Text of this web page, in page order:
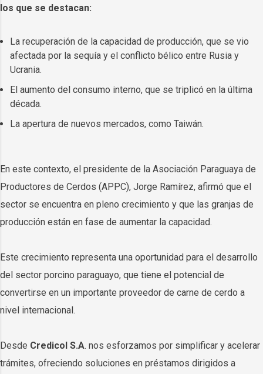
los que se destacan:
La recuperación de la capacidad de producción, que se vio
afectada por la sequía y el conflicto bélico entre Rusia y
Ucrania.
El aumento del consumo interno, que se triplicó en la última
década.
La apertura de nuevos mercados, como Taiwán.
En este contexto, el presidente de la Asociación Paraguaya de
Productores de Cerdos (APPC), Jorge Ramírez, afirmó que el
sector se encuentra en pleno crecimiento y que las granjas de
producción están en fase de aumentar la capacidad.
Este crecimiento representa una oportunidad para el desarrollo
del sector porcino paraguayo, que tiene el potencial de
convertirse en un importante proveedor de carne de cerdo a
nivel internacional.
Desde Credicol S.A. nos esforzamos por simplificar y acelerar
trámites, ofreciendo soluciones en préstamos dirigidos a